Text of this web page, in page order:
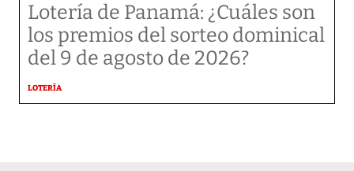
Lotería de Panamá: ¿Cuáles son
los premios del sorteo dominical
del 9 de agosto de 2026?
LOTERÍA